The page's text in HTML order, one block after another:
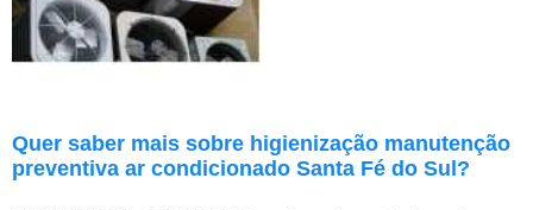
Quer saber mais sobre higienização manutenção
preventiva ar condicionado Santa Fé do Sul?